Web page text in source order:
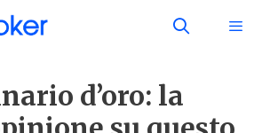
d’oro: la